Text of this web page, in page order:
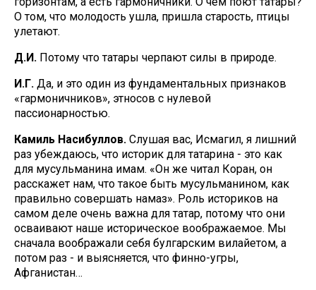
О том, что молодость ушла, пришла старость, птицы
улетают.
Д.И. Потому что татары черпают силы в природе.
И.Г. Да, и это один из фундаментальных признаков
«гармоничников», этносов с нулевой
пассионарностью.
Камиль Насибуллов. Слушая вас, Исмагил, я лишний
раз убеждаюсь, что историк для татарина - это как
для мусульманина имам. «Он же читал Коран, он
расскажет нам, что такое быть мусульманином, как
правильно совершать намаз». Роль историков на
самом деле очень важна для татар, потому что они
осваивают наше историческое воображаемое. Мы
сначала воображали себя булгарским вилайетом, а
потом раз - и выясняется, что финно-угры,
Афганистан…